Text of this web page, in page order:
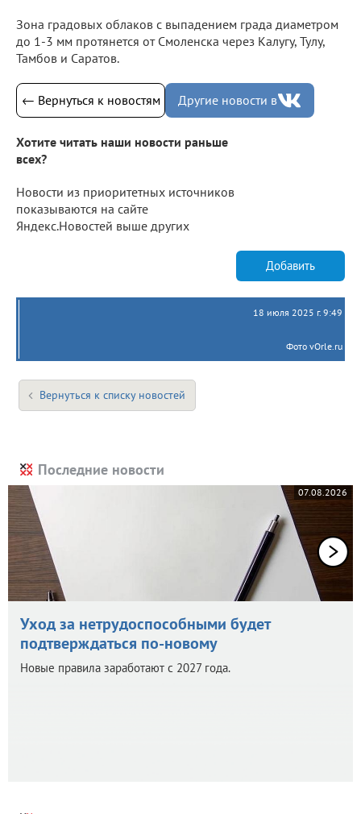
Зона градовых облаков с выпадением града диаметром
до 1-3 мм протянется от Смоленска через Калугу, Тулу,
Тамбов и Саратов.
← Вернуться к новостям Другие новости в
Хотите читать наши новости раньше
всех?
Новости из приоритетных источников
показываются на сайте
Яндекс.Новостей выше других
Добавить
18 июля 2025 г. 9:49
Фото vOrle.ru
Вернуться к списку новостей
Последние новости
07.08.2026
Уход за нетрудоспособными будет
подтверждаться по-новому
Новые правила заработают с 2027 года.